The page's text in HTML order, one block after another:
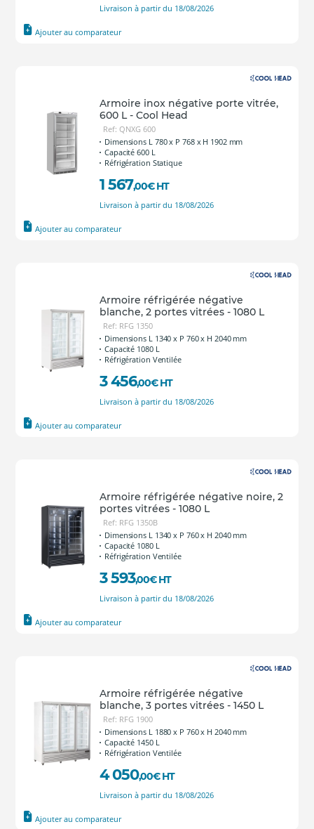
Livraison à partir du 18/08/2026
Ajouter au comparateur
Armoire inox négative porte vitrée,
600 L - Cool Head
Ref: QNXG 600
Dimensions L 780 x P 768 x H 1902 mm
Capacité 600 L
Réfrigération Statique
1 567,00€ HT
Livraison à partir du 18/08/2026
Ajouter au comparateur
Armoire réfrigérée négative
blanche, 2 portes vitrées - 1080 L
Ref: RFG 1350
Dimensions L 1340 x P 760 x H 2040 mm
Capacité 1080 L
Réfrigération Ventilée
3 456,00€ HT
Livraison à partir du 18/08/2026
Ajouter au comparateur
Armoire réfrigérée négative noire, 2
portes vitrées - 1080 L
Ref: RFG 1350B
Dimensions L 1340 x P 760 x H 2040 mm
Capacité 1080 L
Réfrigération Ventilée
3 593,00€ HT
Livraison à partir du 18/08/2026
Ajouter au comparateur
Armoire réfrigérée négative
blanche, 3 portes vitrées - 1450 L
Ref: RFG 1900
Dimensions L 1880 x P 760 x H 2040 mm
Capacité 1450 L
Réfrigération Ventilée
4 050,00€ HT
Livraison à partir du 18/08/2026
Ajouter au comparateur